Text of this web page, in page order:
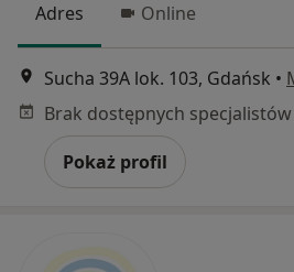
Adres Online
Sucha 39A lok. 103, Gdańsk •
Pokaż profil